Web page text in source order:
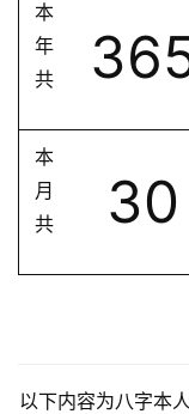
本
年
共
本
月
共
30
以下内容为八字本